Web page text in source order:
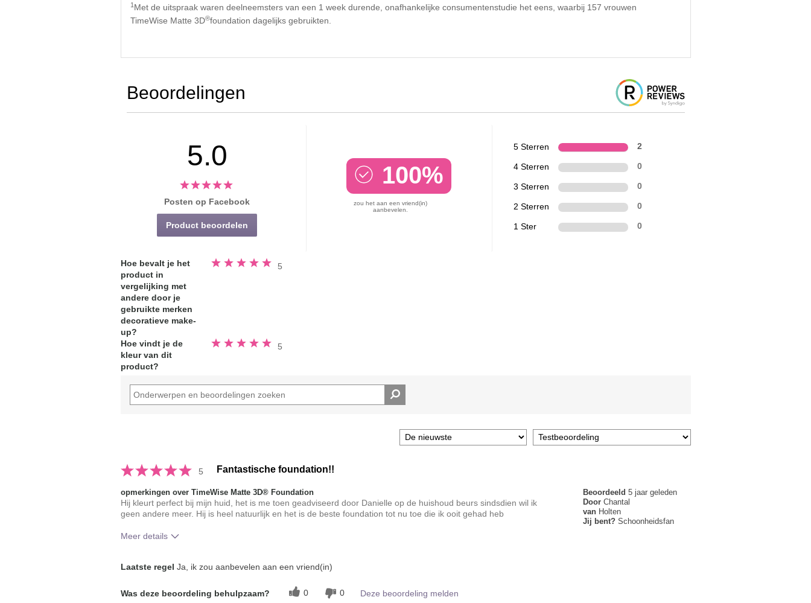
1Met de uitspraak waren deelneemsters van een 1 week durende, onafhankelijke consumentenstudie het eens, waarbij 157 vrouwen
TimeWise Matte 3D®foundation dagelijks gebruikten.
Beoordelingen
5.0
Posten op Facebook
Product beoordelen
100%
zou het aan een vriend(in)
aanbevelen.
5 Sterren 2
4 Sterren 0
3 Sterren 0
2 Sterren 0
1 Ster 0
Hoe bevalt je het
product in
vergelijking met
andere door je
gebruikte merken
decoratieve make-
up?
5
Beoordeeld
5.0
Hoe vindt je de
kleur van dit
product?
5
Beoordeeld
5.0
5 Fantastische foundation!!
Beoordeeld5 jaar geleden
Door Chantal
van Holten
Jij bent?Schoonheidsfan
opmerkingen over TimeWise Matte 3D® Foundation
Hij kleurt perfect bij mijn huid, het is me toen geadviseerd door Danielle op de huishoud beurs sindsdien wil ik
geen andere meer. Hij is heel natuurlijk en het is de beste foundation tot nu toe die ik ooit gehad heb
Meer details
Hoe bevalt je het product in vergelijking met andere door
je gebruikte merken decoratieve make-up?
Laatste regel Ja, ik zou aanbevelen aan een vriend(in)
Was deze beoordeling behulpzaam? 0 0 Deze beoordeling melden